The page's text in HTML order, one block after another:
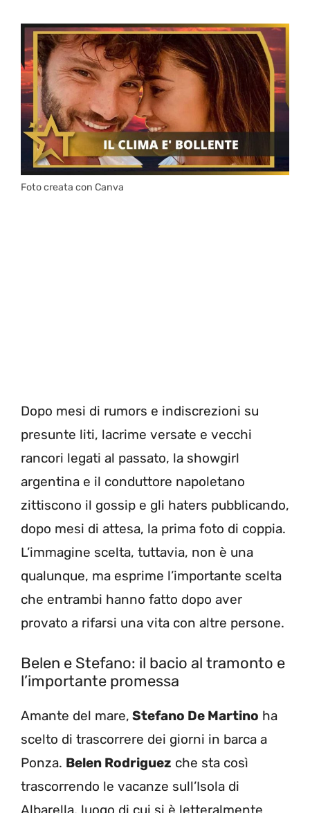
Foto creata con Canva
Dopo mesi di rumors e indiscrezioni su
presunte liti, lacrime versate e vecchi
rancori legati al passato, la showgirl
argentina e il conduttore napoletano
zittiscono il gossip e gli haters pubblicando,
dopo mesi di attesa, la prima foto di coppia.
L’immagine scelta, tuttavia, non è una
qualunque, ma esprime l’importante scelta
che entrambi hanno fatto dopo aver
provato a rifarsi una vita con altre persone.
Belen e Stefano: il bacio al tramonto e
l’importante promessa
Amante del mare, Stefano De Martino ha
scelto di trascorrere dei giorni in barca a
Ponza. Belen Rodriguez che sta così
trascorrendo le vacanze sull’Isola di